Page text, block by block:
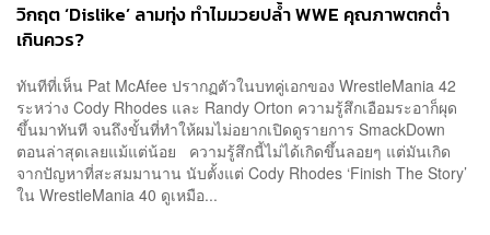
วิกฤต ‘Dislike’ ลามทุ่ง ทำไมมวยปล้ำ WWE คุณภาพตกต่ำ
เกินควร?
ทันทีที่เห็น Pat McAfee ปรากฏตัวในบทคู่เอกของ WrestleMania 42
ระหว่าง Cody Rhodes และ Randy Orton ความรู้สึกเอือมระอาก็ผุด
ขึ้นมาทันที จนถึงขั้นที่ทำให้ผมไม่อยากเปิดดูรายการ SmackDown
ตอนล่าสุดเลยแม้แต่น้อย ความรู้สึกนี้ไม่ได้เกิดขึ้นลอยๆ แต่มันเกิด
จากปัญหาที่สะสมมานาน นับตั้งแต่ Cody Rhodes ‘Finish The Story’
ใน WrestleMania 40 ดูเหมือ...